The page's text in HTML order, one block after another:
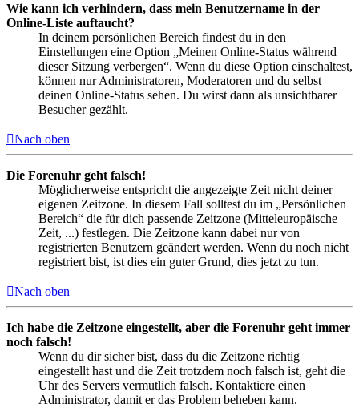
Wie kann ich verhindern, dass mein Benutzername in der
Online-Liste auftaucht?
In deinem persönlichen Bereich findest du in den
Einstellungen eine Option „Meinen Online-Status während
dieser Sitzung verbergen“. Wenn du diese Option einschaltest,
können nur Administratoren, Moderatoren und du selbst
deinen Online-Status sehen. Du wirst dann als unsichtbarer
Besucher gezählt.
Nach oben
Die Forenuhr geht falsch!
Möglicherweise entspricht die angezeigte Zeit nicht deiner
eigenen Zeitzone. In diesem Fall solltest du im „Persönlichen
Bereich“ die für dich passende Zeitzone (Mitteleuropäische
Zeit, ...) festlegen. Die Zeitzone kann dabei nur von
registrierten Benutzern geändert werden. Wenn du noch nicht
registriert bist, ist dies ein guter Grund, dies jetzt zu tun.
Nach oben
Ich habe die Zeitzone eingestellt, aber die Forenuhr geht immer
noch falsch!
Wenn du dir sicher bist, dass du die Zeitzone richtig
eingestellt hast und die Zeit trotzdem noch falsch ist, geht die
Uhr des Servers vermutlich falsch. Kontaktiere einen
Administrator, damit er das Problem beheben kann.